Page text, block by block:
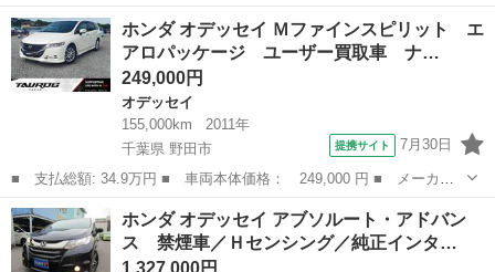
ー名： ホンダ ■ 車種名： オデッセイ ■ グレード名： アブソ
ルート・ＥＸ 純正ナビ 全方位カメラ 両側電動スライドドア フ
ルセグ ...
東京 江戸川区 オデッセイ
ホンダ オデッセイ Ｍファインスピリット エ
アロパッケージ ユーザー買取車 ナ…
249,000円
オデッセイ
155,000km
2011年
千葉県 野田市
提携サイト 7月30日
■ 支払総額: 34.9万円 ■ 車両本体価格： 249,000 円 ■ メーカー
名： ホンダ ■ 車種名： オデッセイ ■ グレード名： Ｍファイ
ンスピリット エアロパッケージ ユーザー買取車 ナビ エアロ
アラウンドビ...
千葉 野田市 オデッセイ
ホンダ オデッセイ アブソルート・アドバン
ス 禁煙車／Ｈセンシング／純正インタ…